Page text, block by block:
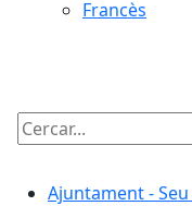
Francès
Cercar:
Ajuntament -